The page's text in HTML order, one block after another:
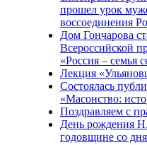
прошел урок
воссоединения
Дом Гончарова
Всероссийской
«Россия – семья
Лекция
Состоялась
«Масонство:
Поздравляем с
День рождения
годовщине со